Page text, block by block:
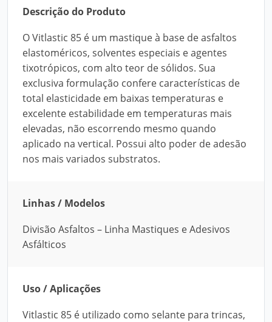
Descrição do Produto
O Vitlastic 85 é um mastique à base de asfaltos
elastoméricos, solventes especiais e agentes
tixotrópicos, com alto teor de sólidos. Sua
exclusiva formulação confere características de
total elasticidade em baixas temperaturas e
excelente estabilidade em temperaturas mais
elevadas, não escorrendo mesmo quando
aplicado na vertical. Possui alto poder de adesão
nos mais variados substratos.
Linhas / Modelos
Divisão Asfaltos – Linha Mastiques e Adesivos
Asfálticos
Uso / Aplicações
Vitlastic 85 é utilizado como selante para trincas,